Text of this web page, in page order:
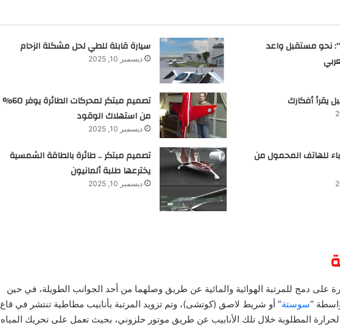
نحو مستقبل واعد
سيارة قابلة للطي لحل مشكلة الزحام
ديسمبر 10, 2025
يقرأ أفكارك
تصميم مبتكر لمحركات الطائرة يوفر 60%
من استهلاك الوقود
ديسمبر 10, 2025
للهاتف المحمول من
تصميم مبتكر .. طائرة بالطاقة الشمسية
يخترعها طلبة ألمانيون
ديسمبر 10, 2025
على دمج للمرتبة الهوائية والمائية عن طريق وصلهما من أحد الجوانب الطويلة، في حين
“سوستة” أو شريط لاصق (كوتشى)، وتم تزويد المرتبة بأنابيب مطاطية تنتشر في قاع
الحرارة المطلوبة خلال تلك الأنابيب عن طريق موتور حلزوني، بحيث تعمل على تحريك المياه